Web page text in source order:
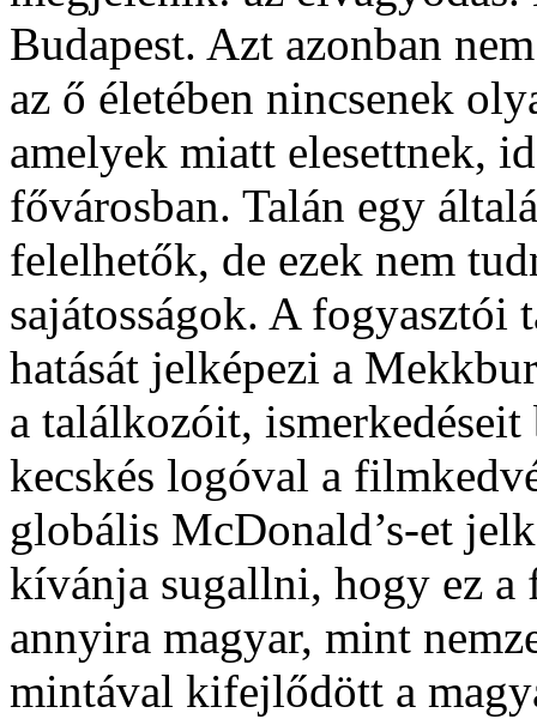
Budapest. Azt azonban
az ő életében nincsenek
amelyek miatt elesettnek,
fővárosban. Talán egy
felelhetők, de ezek nem
sajátosságok. A fogyasztói
hatását jelképezi a
a találkozóit,
kecskés logóval a
globális McDonald’s-et
kívánja sugallni, hogy ez
annyira magyar, mint
mintával kifejlődött a